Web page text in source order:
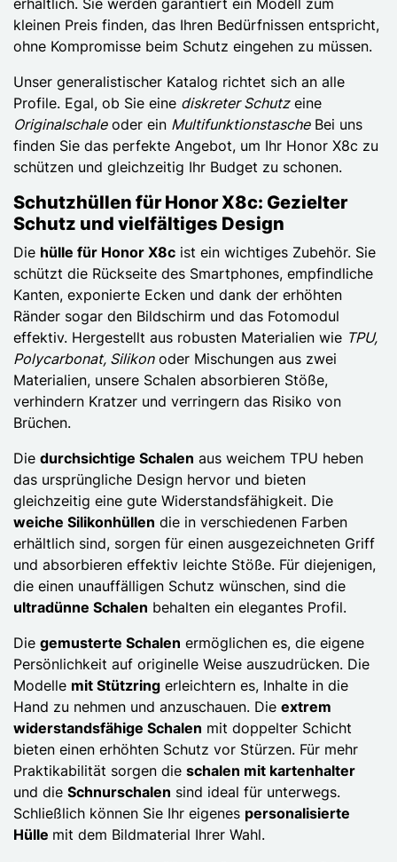
kleinen Preis finden, das Ihren Bedürfnissen entspricht,
ohne Kompromisse beim Schutz eingehen zu müssen.
Unser generalistischer Katalog richtet sich an alle
Profile. Egal, ob Sie eine diskreter Schutzeine
Originalschaleoder ein MultifunktionstascheBei uns
finden Sie das perfekte Angebot, um Ihr Honor X8c zu
schützen und gleichzeitig Ihr Budget zu schonen.
Schutzhüllen für Honor X8c: Gezielter
Schutz und vielfältiges Design
Die hülle für Honor X8c ist ein wichtiges Zubehör. Sie
schützt die Rückseite des Smartphones, empfindliche
Kanten, exponierte Ecken und dank der erhöhten
Ränder sogar den Bildschirm und das Fotomodul
effektiv. Hergestellt aus robusten Materialien wie TPU,
Polycarbonat, Silikonoder Mischungen aus zwei
Materialien, unsere Schalen absorbieren Stöße,
verhindern Kratzer und verringern das Risiko von
Brüchen.
Die durchsichtige Schalen aus weichem TPU heben
das ursprüngliche Design hervor und bieten
gleichzeitig eine gute Widerstandsfähigkeit. Die
weiche Silikonhüllen die in verschiedenen Farben
erhältlich sind, sorgen für einen ausgezeichneten Griff
und absorbieren effektiv leichte Stöße. Für diejenigen,
die einen unauffälligen Schutz wünschen, sind die
ultradünne Schalen behalten ein elegantes Profil.
Die gemusterte Schalen ermöglichen es, die eigene
Persönlichkeit auf originelle Weise auszudrücken. Die
Modelle mit Stützring erleichtern es, Inhalte in die
Hand zu nehmen und anzuschauen. Die extrem
widerstandsfähige Schalen mit doppelter Schicht
bieten einen erhöhten Schutz vor Stürzen. Für mehr
Praktikabilität sorgen die schalen mit kartenhalter
und die Schnurschalen sind ideal für unterwegs.
Schließlich können Sie Ihr eigenes personalisierte
Hülle mit dem Bildmaterial Ihrer Wahl.